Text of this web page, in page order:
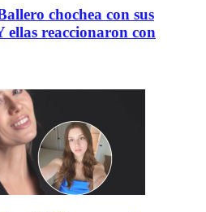
chochea con sus
ellas reaccionaron con